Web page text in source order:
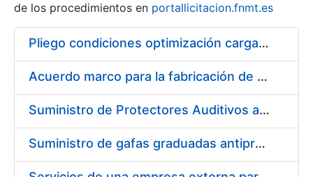
Show/Hide
de los procedimientos en portallicitacion.fnmt.es
Pliego condiciones optimización cargas compras firmado
Acuerdo marco para la fabricación de piezas
Suministro de Protectores Auditivos a medida para las personas trabajadoras de los Centros de Trabajo de Madrid y Burgos
Suministro de gafas graduadas antiproyecciones para los trabajadores de la FNMT-RCM en los centros de trabajo de Madrid y Burgos